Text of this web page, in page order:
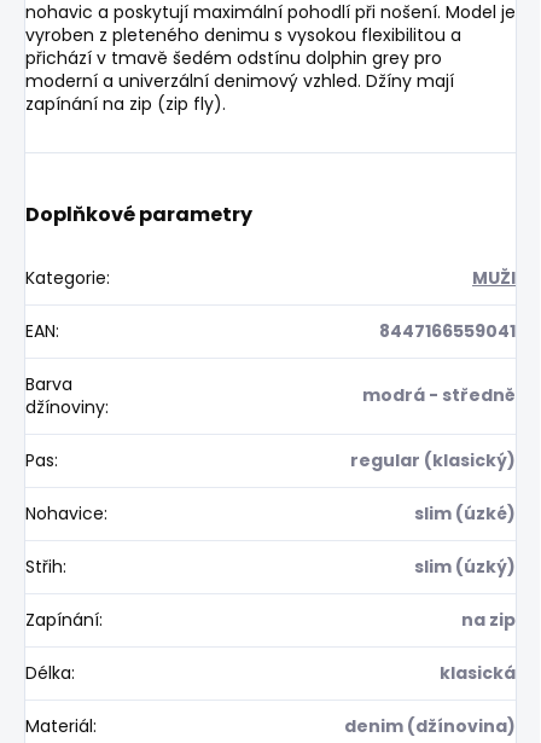
nohavic a poskytují maximální pohodlí při nošení. Model je
vyroben z pleteného denimu s vysokou flexibilitou a
přichází v tmavě šedém odstínu dolphin grey pro
moderní a univerzální denimový vzhled. Džíny mají
zapínání na zip (zip fly).
Doplňkové parametry
Kategorie: MUŽI
EAN: 8447166559041
Barva
džínoviny: modrá - středně
Pas: regular (klasický)
Nohavice: slim (úzké)
Střih: slim (úzký)
Zapínání: na zip
Délka: klasická
Materiál: denim (džínovina)